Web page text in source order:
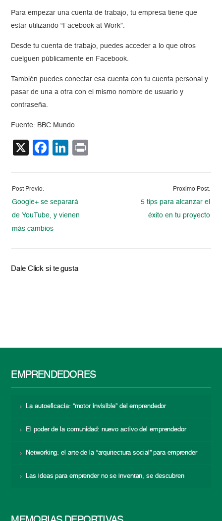
Para empezar una cuenta de trabajo, tu empresa tiene que
estar utilizando “Facebook at Work”.
Desde tu cuenta de trabajo, puedes acceder a lo que otros
cuelguen públicamente en Facebook.
También puedes conectar esa cuenta con tu cuenta personal y
pasar de una a otra con el mismo nombre de usuario y
contraseña.
Fuente: BBC Mundo
X Facebook
LinkedIn
Post Previo:
Google+ se separará
de YouTube, y vienen
más cambios
Proximo Post:
5 tips para alcanzar el
éxito en tu proyecto
Dale Click si te gusta
EMPRENDEDORES
La autoeficacia: “motor invisible” del emprendedor
El poder de la comunidad: nuevo activo del emprendedor
Networking: el arte de la “arquitectura social” para emprender
Las ideas para emprender no se inventan, se descubren